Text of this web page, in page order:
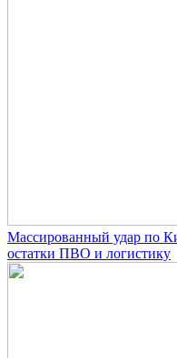
Массированный удар по
остатки ПВО и логистику